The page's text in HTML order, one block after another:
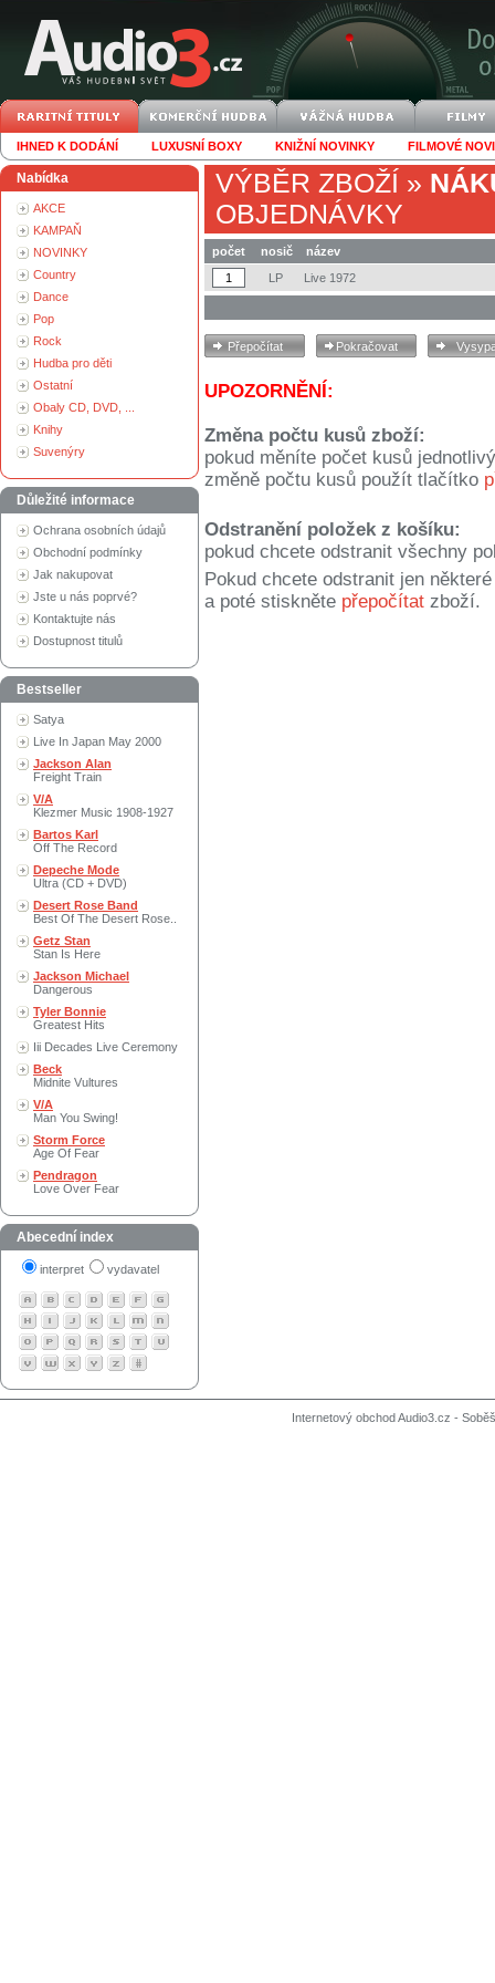
IHNED K DODÁNÍ LUXUSNÍ BOXY KNIŽNÍ NOVINKY FILMOVÉ
Nabídka
AKCE
KAMPAŇ
NOVINKY
Country
Dance
Pop
Rock
Hudba pro děti
Ostatní
Obaly CD, DVD, ...
Knihy
Suvenýry
Důležité informace
Ochrana osobních údajů
Obchodní podmínky
Jak nakupovat
Jste u nás poprvé?
Kontaktujte nás
Dostupnost titulů
Bestseller
Satya
Live In Japan May 2000
Jackson Alan
Freight Train
V/A
Klezmer Music 1908-1927
Bartos Karl
Off The Record
Depeche Mode
Ultra (CD + DVD)
Desert Rose Band
Best Of The Desert Rose..
Getz Stan
Stan Is Here
Jackson Michael
Dangerous
Tyler Bonnie
Greatest Hits
Iii Decades Live Ceremony
Beck
Midnite Vultures
V/A
Man You Swing!
Storm Force
Age Of Fear
Pendragon
Love Over Fear
Abecední index
interpret vydavatel
VÝBĚR ZBOŽÍ »
OBJEDNÁVKY
počet nosič
název
LP
Live 1972
UPOZORNĚNÍ:
Změna počtu kusů zboží:
pokud měníte počet kusů
změně počtu kusů použít tlačítko
Odstranění položek z košíku:
pokud chcete odstranit všechny
Pokud chcete odstranit jen
a poté stiskněte přepočítat zboží.
Internetový obchod Audio3.cz -